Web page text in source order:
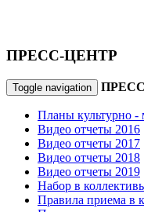
ПРЕСС-ЦЕНТР
Toggle navigation
Планы культурно -
Видео отчеты 2016
Видео отчеты 2017
Видео отчеты 2018
Видео отчеты 2019
Набор в
Правила приема в